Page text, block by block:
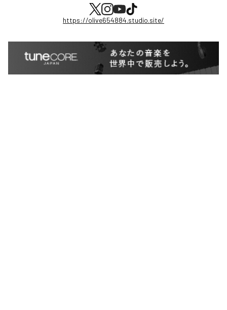
https://olive654884.studio.site/